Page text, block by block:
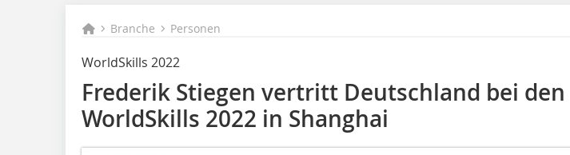
Branche Personen
WorldSkills 2022
Frederik Stiegen vertritt Deutschland bei den
WorldSkills 2022 in Shanghai